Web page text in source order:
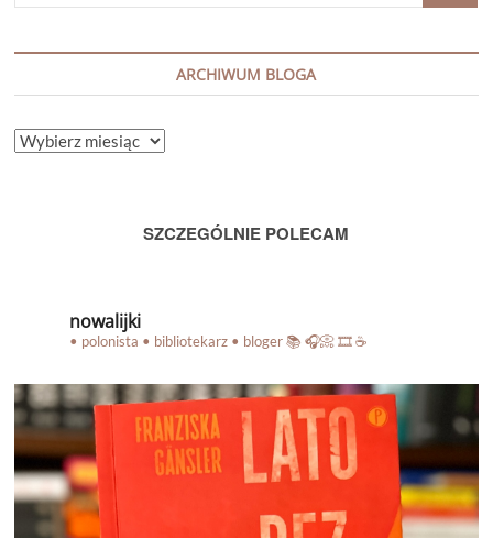
ARCHIWUM BLOGA
ARCHIWUM
SZCZEGÓLNIE POLECAM
nowalijki
• polonista • bibliotekarz • bloger📚 🎧📀 🎞️ ☕️